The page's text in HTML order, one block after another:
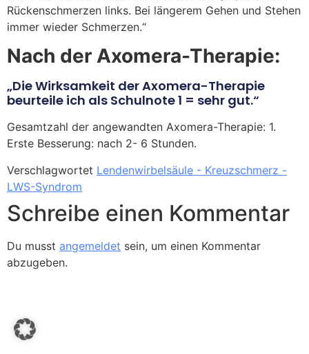
Rückenschmerzen links. Bei längerem Gehen und Stehen
immer wieder Schmerzen.“
Nach der Axomera-Therapie:
„Die Wirksamkeit der Axomera-Therapie
beurteile ich als Schulnote 1 = sehr gut.“
Gesamtzahl der angewandten Axomera-Therapie: 1.
Erste Besserung: nach 2- 6 Stunden.
Verschlagwortet Lendenwirbelsäule - Kreuzschmerz -
LWS-Syndrom
Schreibe einen Kommentar
Du musst angemeldet sein, um einen Kommentar
abzugeben.